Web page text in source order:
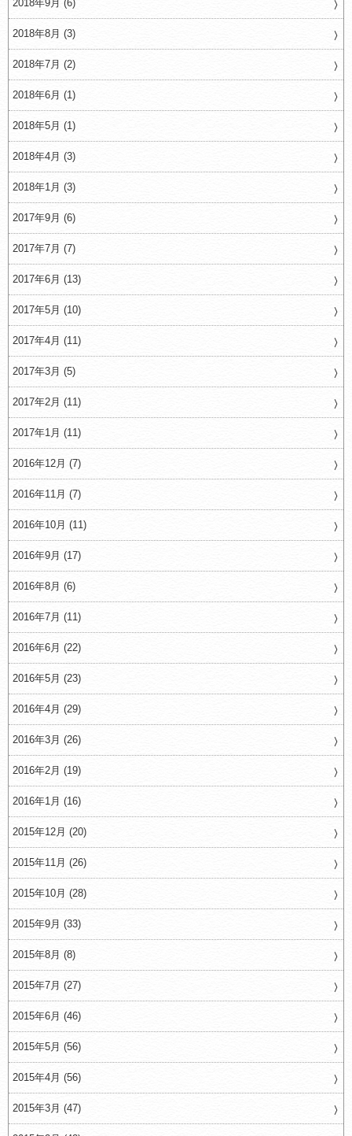
2018年9月 (6)
2018年8月 (3)
2018年7月 (2)
2018年6月 (1)
2018年5月 (1)
2018年4月 (3)
2018年1月 (3)
2017年9月 (6)
2017年7月 (7)
2017年6月 (13)
2017年5月 (10)
2017年4月 (11)
2017年3月 (5)
2017年2月 (11)
2017年1月 (11)
2016年12月 (7)
2016年11月 (7)
2016年10月 (11)
2016年9月 (17)
2016年8月 (6)
2016年7月 (11)
2016年6月 (22)
2016年5月 (23)
2016年4月 (29)
2016年3月 (26)
2016年2月 (19)
2016年1月 (16)
2015年12月 (20)
2015年11月 (26)
2015年10月 (28)
2015年9月 (33)
2015年8月 (8)
2015年7月 (27)
2015年6月 (46)
2015年5月 (56)
2015年4月 (56)
2015年3月 (47)